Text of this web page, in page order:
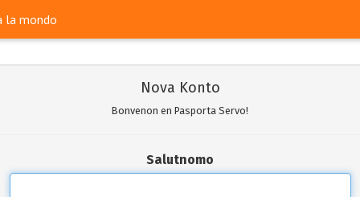
la mondo
Nova Konto
Bonvenon en Pasporta Servo!
Salutnomo